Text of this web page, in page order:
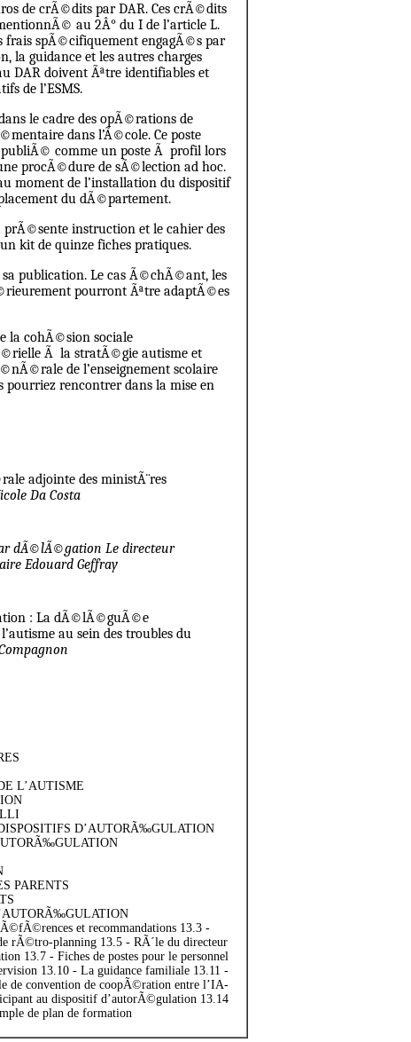
de crÃ©dits par DAR. Ces crÃ©dits
au 2Â° du I de l’article L.
frais spÃ©cifiquement engagÃ©s par
la guidance et les autres charges
DAR doivent Ãªtre identifiables et
de l’ESMS.
le cadre des opÃ©rations de
dans l’Ã©cole. Ce poste
comme un poste Ã profil lors
procÃ©dure de sÃ©lection ad hoc.
moment de l’installation du dispositif
du dÃ©partement.
prÃ©sente instruction et le cahier des
kit de quinze fiches pratiques.
publication. Le cas Ã©chÃ©ant, les
pourront Ãªtre adaptÃ©es
la cohÃ©sion sociale
Ã la stratÃ©gie autisme et
de l’enseignement scolaire
rencontrer dans la mise en
adjointe des ministÃ¨res
Da Costa
dÃ©lÃ©gation Le directeur
Edouard Geffray
: La dÃ©lÃ©guÃ©e
au sein des troubles du
L’AUTISME
D’AUTORÃ‰GULATION
PARENTS
et recommandations 13.3 -
rÃ©tro-planning 13.5 - RÃ´le du directeur
13.7 - Fiches de postes pour le personnel
13.10 - La guidance familiale 13.11 -
de convention de coopÃ©ration entre l’IA-
au dispositif d’autorÃ©gulation 13.14
de plan de formation